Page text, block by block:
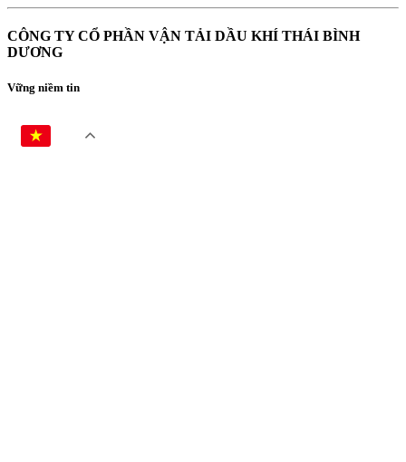
CÔNG TY CỔ PHẦN VẬN TẢI DẦU KHÍ THÁI BÌNH
DƯƠNG
Vững niềm tin